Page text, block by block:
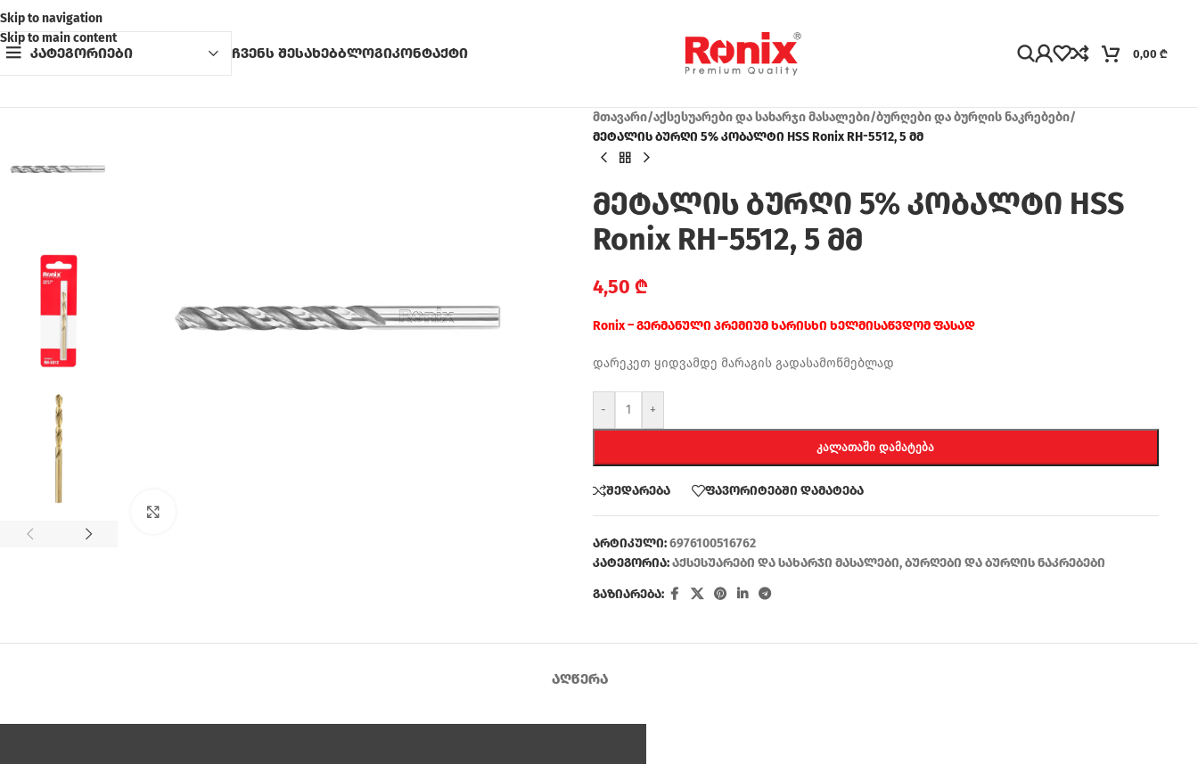
Skip to navigation
Skip to main content
კატეგორიები ჩვენს შესახებბლოგიკონტაქტი 0,00 ₾
მთავარი/აქსესუარები და სახარჯი მასალები/ბურღები და ბურღის ნაკრებები/
მეტალის ბურღი 5% კობალტი HSS Ronix RH-5512, 5 მმ
მეტალის ბურღი 5% კობალტი HSS
Ronix RH-5512, 5 მმ
4,50 ₾
Ronix – გერმანული პრემიუმ ხარისხი ხელმისაწვდომ ფასად
დარეკეთ ყიდვამდე მარაგის გადასამოწმებლად
- +
ᲙᲐᲚᲐᲗᲐᲨᲘ ᲓᲐᲛᲐᲢᲔᲑᲐ
შედარება ფავორიტებში დამატება
არტიკული:6976100516762
კატეგორია:აქსესუარები და სახარჯი მასალები,ბურღები და ბურღის ნაკრებები
გაზიარება:
ᲐᲦᲬᲔᲠᲐ